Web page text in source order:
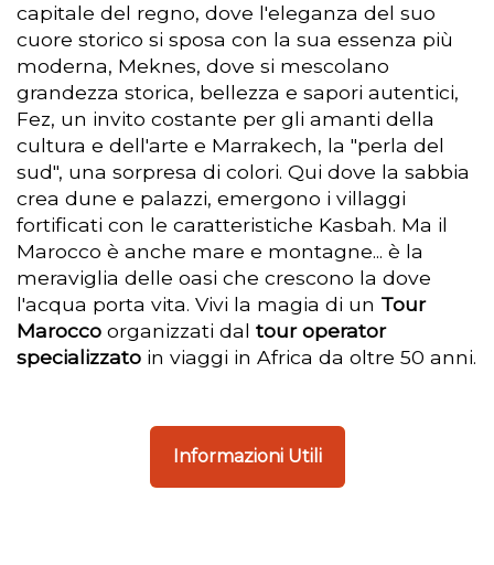
capitale del regno, dove l'eleganza del suo
cuore storico si sposa con la sua essenza più
moderna, Meknes, dove si mescolano
grandezza storica, bellezza e sapori autentici,
Fez, un invito costante per gli amanti della
cultura e dell'arte e Marrakech, la "perla del
sud", una sorpresa di colori. Qui dove la sabbia
crea dune e palazzi, emergono i villaggi
fortificati con le caratteristiche Kasbah. Ma il
Marocco è anche mare e montagne... è la
meraviglia delle oasi che crescono la dove
l'acqua porta vita. Vivi la magia di un Tour
Marocco organizzati dal tour operator
specializzato in viaggi in Africa da oltre 50 anni.
Informazioni Utili